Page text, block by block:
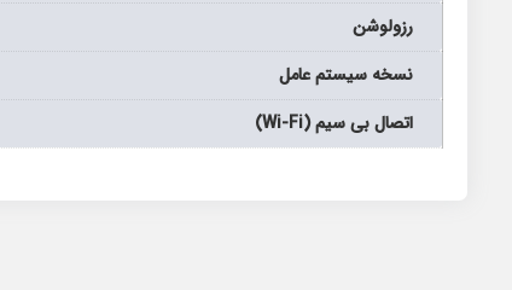
رزولوشن
نسخه سیستم عامل
اتصال بی سیم (Wi-Fi)